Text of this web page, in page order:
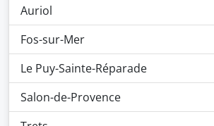
Auriol
Fos-sur-Mer
Le Puy-Sainte-Réparade
Salon-de-Provence